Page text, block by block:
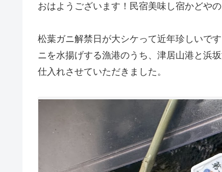
おはようございます！民宿美味し宿かどやの
松葉ガニ解禁日が大シケって近年珍しいで
ニを水揚げする漁港のうち、津居山港と浜
仕入れさせていただきました。